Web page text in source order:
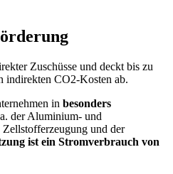
Zuschüsse und deckt bis zu
indirekten CO2-Kosten ab.
inbesonders
der Aluminium- und
und der
ist ein Stromverbrauch von